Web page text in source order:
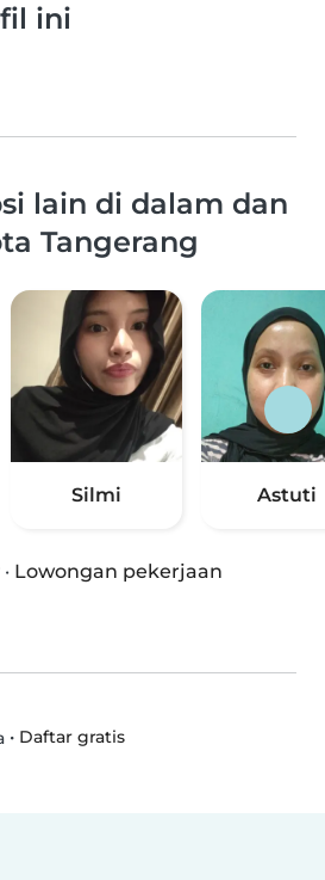
ini
lain di dalam dan
Tangerang
Silmi Astuti
· Lowongan pekerjaan
• Daftar gratis